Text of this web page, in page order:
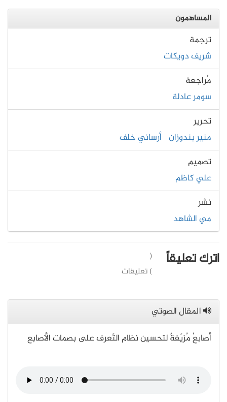
المساهمون
ترجمة
شريف دويكات
مُراجعة
سومر عادلة
تحرير
منير بندوزان أرساني خلف
تصميم
علي كاظم
نشر
مي الشاهد
اترك تعليقاً
(
) تعليقات
المقال الصوتي
أصابعُ مُزيّفةٌ لتحسين نظام التّعرف على بصمات الأصابع